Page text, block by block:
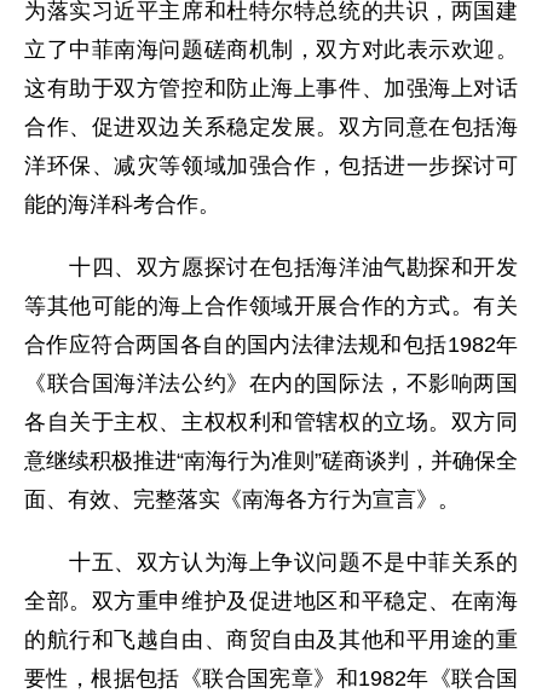
为落实习近平主席和杜特尔特总统的共识，两国建
立了中菲南海问题磋商机制，双方对此表示欢迎。
这有助于双方管控和防止海上事件、加强海上对话
合作、促进双边关系稳定发展。双方同意在包括海
洋环保、减灾等领域加强合作，包括进一步探讨可
能的海洋科考合作。
十四、双方愿探讨在包括海洋油气勘探和开发
等其他可能的海上合作领域开展合作的方式。有关
合作应符合两国各自的国内法律法规和包括1982年
《联合国海洋法公约》在内的国际法，不影响两国
各自关于主权、主权权利和管辖权的立场。双方同
意继续积极推进“南海行为准则”磋商谈判，并确保全
面、有效、完整落实《南海各方行为宣言》。
十五、双方认为海上争议问题不是中菲关系的
全部。双方重申维护及促进地区和平稳定、在南海
的航行和飞越自由、商贸自由及其他和平用途的重
要性，根据包括《联合国宪章》和1982年《联合国